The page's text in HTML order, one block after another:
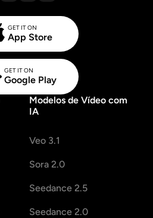
GET IT ON
App Store
GET IT ON
Google Play
Modelos de Vídeo com
IA
Veo 3.1
Sora 2.0
Seedance 2.5
Seedance 2.0